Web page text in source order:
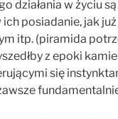
działania w życiu
posiadanie, jak
itp. (piramida
z epoki
się